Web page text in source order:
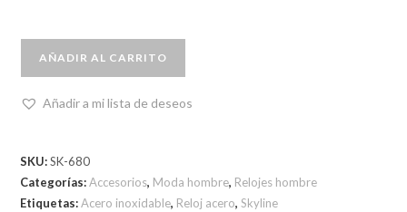
AÑADIR AL CARRITO
Añadir a mi lista de deseos
SKU:SK-680
Categorías:Accesorios, Moda hombre, Relojes hombre
Etiquetas:Acero inoxidable, Reloj acero,Skyline